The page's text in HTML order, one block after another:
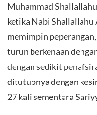
Muhammad
ketika Nabi Shallallahu
memimpin
turun berkenaan
dengan sedikit
ditutupnya dengan
27 kali sementara